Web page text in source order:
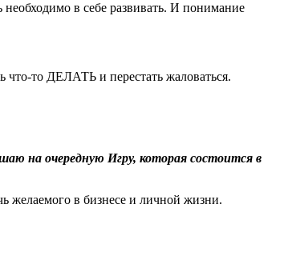
в себе развивать. И понимание
что-то ДЕЛАТЬ и перестать жаловаться.
на очередную Игру, которая состоится в
желаемого в бизнесе и личной жизни.